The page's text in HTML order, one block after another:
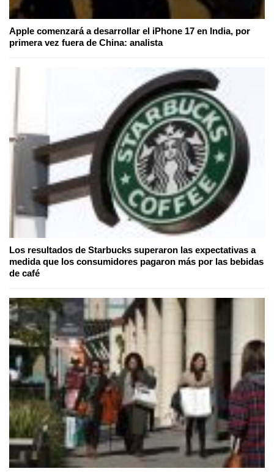
Apple comenzará a desarrollar el iPhone 17 en India, por
primera vez fuera de China: analista
Los resultados de Starbucks superaron las expectativas a
medida que los consumidores pagaron más por las bebidas
de café